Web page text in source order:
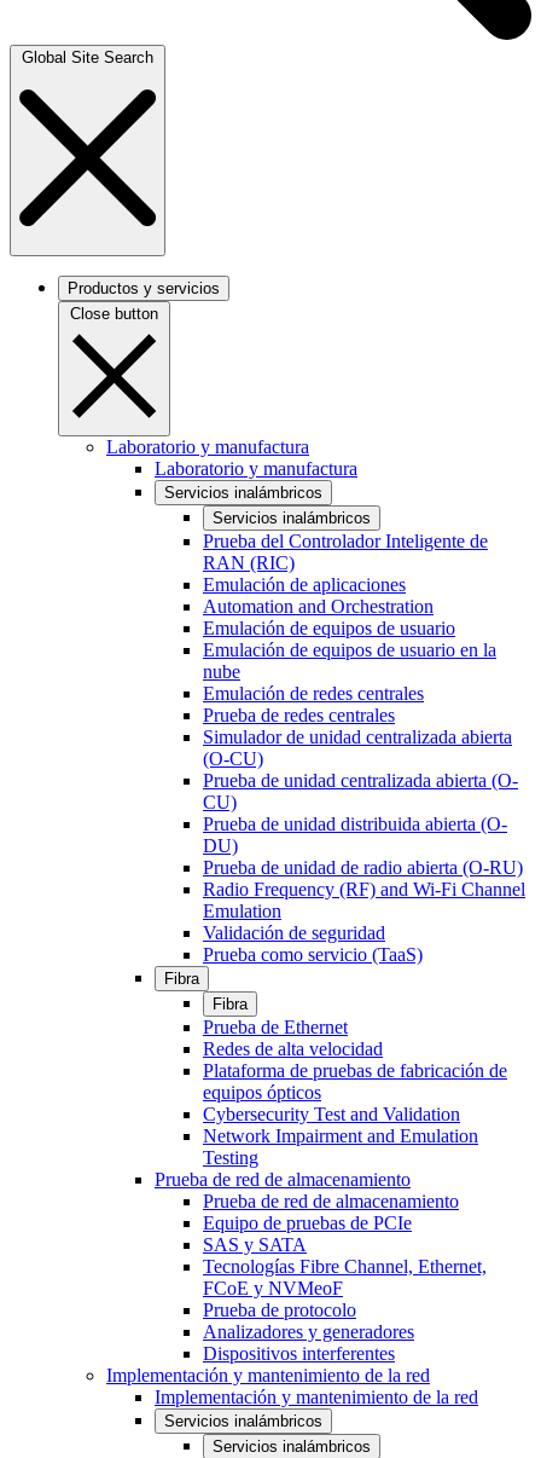
Global Site Search
Productos y servicios
Close button
Laboratorio y manufactura
Laboratorio y manufactura
Servicios inalámbricos
Servicios inalámbricos
Prueba del Controlador Inteligente de
RAN (RIC)
Emulación de aplicaciones
Automation and Orchestration
Emulación de equipos de usuario
Emulación de equipos de usuario en la
nube
Emulación de redes centrales
Prueba de redes centrales
Simulador de unidad centralizada abierta
(O-CU)
Prueba de unidad centralizada abierta (O-
CU)
Prueba de unidad distribuida abierta (O-
DU)
Prueba de unidad de radio abierta (O-RU)
Radio Frequency (RF) and Wi-Fi Channel
Emulation
Validación de seguridad
Prueba como servicio (TaaS)
Fibra
Fibra
Prueba de Ethernet
Redes de alta velocidad
Plataforma de pruebas de fabricación de
equipos ópticos
Cybersecurity Test and Validation
Network Impairment and Emulation
Testing
Prueba de red de almacenamiento
Prueba de red de almacenamiento
Equipo de pruebas de PCIe
SAS y SATA
Tecnologías Fibre Channel, Ethernet,
FCoE y NVMeoF
Prueba de protocolo
Analizadores y generadores
Dispositivos interferentes
Implementación y mantenimiento de la red
Implementación y mantenimiento de la red
Servicios inalámbricos
Servicios inalámbricos